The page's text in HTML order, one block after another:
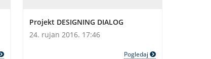
Projekt DESIGNING DIALOG
24. rujan 2016. 17:46
Pogledaj